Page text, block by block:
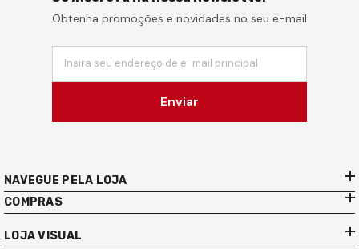
Obtenha promoções e novidades no seu e-mail
Insira seu endereço de e-mail principal
Enviar
NAVEGUE PELA LOJA
COMPRAS
LOJA VISUAL